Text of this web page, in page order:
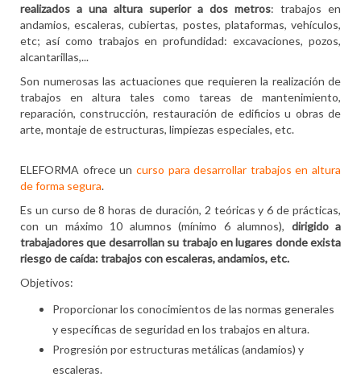
realizados a una altura superior a dos metros: trabajos en
andamios, escaleras, cubiertas, postes, plataformas, vehículos,
etc; así como trabajos en profundidad: excavaciones, pozos,
alcantarillas,...
Son numerosas las actuaciones que requieren la realización de
trabajos en altura tales como tareas de mantenimiento,
reparación, construcción, restauración de edificios u obras de
arte, montaje de estructuras, limpiezas especiales, etc.
ELEFORMA ofrece un curso para desarrollar trabajos en altura
de forma segura.
Es un curso de 8 horas de duración, 2 teóricas y 6 de prácticas,
con un máximo 10 alumnos (mínimo 6 alumnos), dirigido a
trabajadores que desarrollan su trabajo en lugares donde exista
riesgo de caída: trabajos con escaleras, andamios, etc.
Objetivos:
Proporcionar los conocimientos de las normas generales
y específicas de seguridad en los trabajos en altura.
Progresión por estructuras metálicas (andamios) y
escaleras.